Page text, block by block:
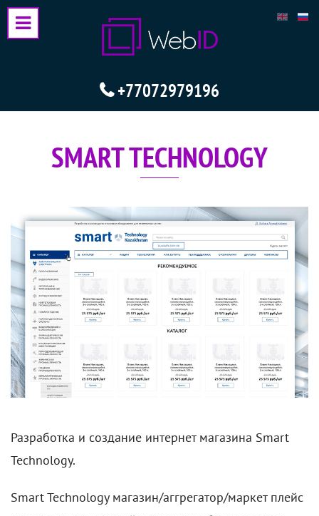
+77072979196
SMART TECHNOLOGY
Разработка и создание интернет магазина Smart
Technology.
Smart Technology магазин/аггрегатор/маркет плейс